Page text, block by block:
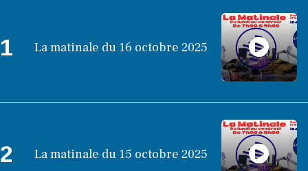
1 La matinale du 16 octobre 2025
2 La matinale du 15 octobre 2025